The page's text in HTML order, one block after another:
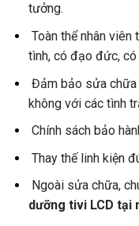
tưởng.
Toàn thể nhân viên
tình, có đạo đức,
Đảm bảo sửa chữa
không với các tình
Chính sách bảo
Thay thế linh kiện
Ngoài sửa chữa,
dưỡng tivi LCD tại